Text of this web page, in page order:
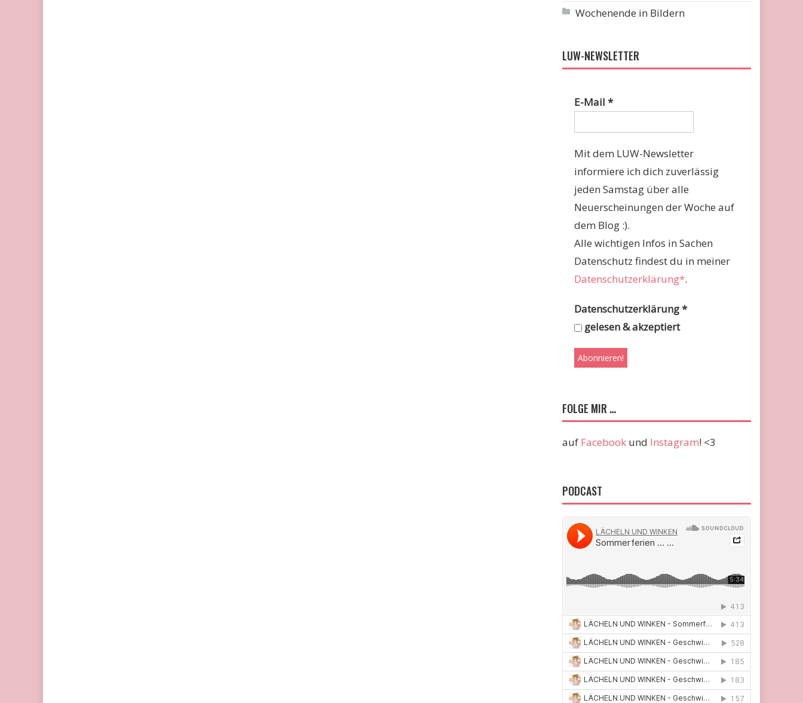
Wochenende in Bildern
LUW-NEWSLETTER
E-Mail*
Mit dem LUW-Newsletter
informiere ich dich zuverlässig
jeden Samstag über alle
Neuerscheinungen der Woche auf
dem Blog :).
Alle wichtigen Infos in Sachen
Datenschutz findest du in meiner
Datenschutzerklärung*.
Datenschutzerklärung*
gelesen & akzeptiert
FOLGE MIR …
auf Facebook und Instagram! <3
PODCAST